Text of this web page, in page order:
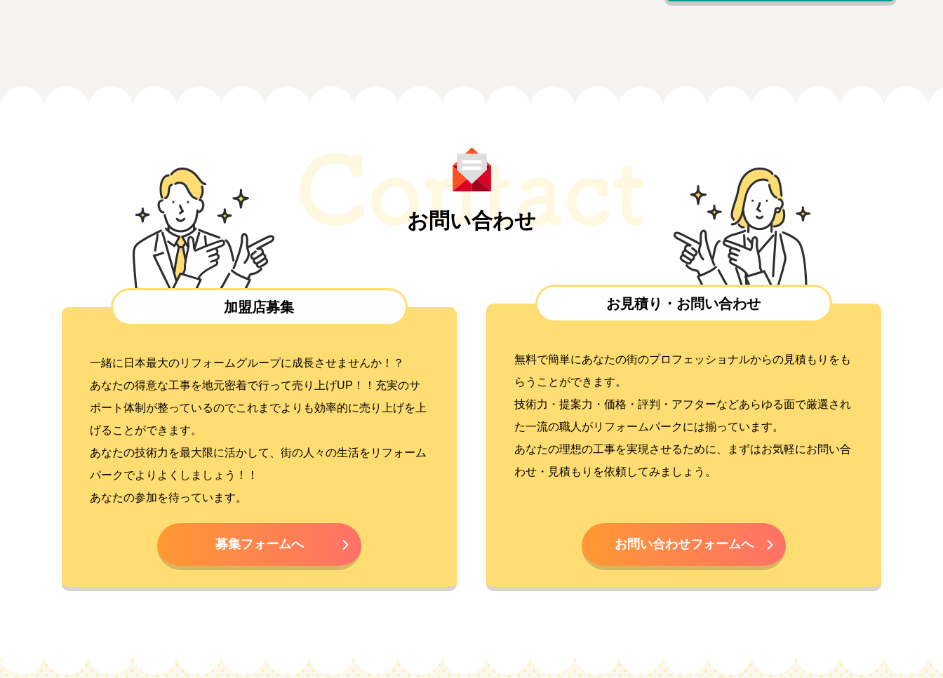
お問い合わせ
加盟店募集
一緒に日本最大のリフォームグループに成長させませんか！？
あなたの得意な工事を地元密着で行って売り上げUP！！充実のサ
ポート体制が整っているのでこれまでよりも効率的に売り上げを上
げることができます。
あなたの技術力を最大限に活かして、街の人々の生活をリフォーム
パークでよりよくしましょう！！
あなたの参加を待っています。
募集フォームへ
お見積り・お問い合わせ
無料で簡単にあなたの街のプロフェッショナルからの見積もりをも
らうことができます。
技術力・提案力・価格・評判・アフターなどあらゆる面で厳選され
た一流の職人がリフォームパークには揃っています。
あなたの理想の工事を実現させるために、まずはお気軽にお問い合
わせ・見積もりを依頼してみましょう。
お問い合わせフォームへ